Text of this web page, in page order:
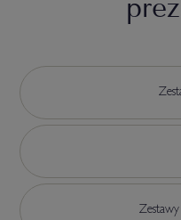
Zestawy